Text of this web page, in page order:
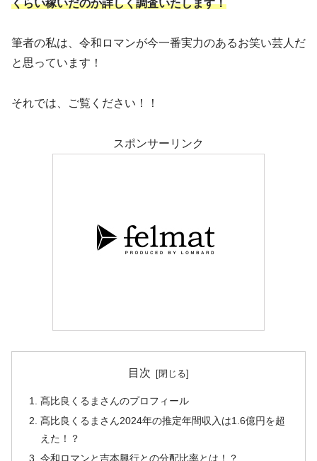
くらい稼いだのか詳しく調査いたします！
筆者の私は、令和ロマンが今一番実力のあるお笑い芸人だ
と思っています！
それでは、ご覧ください！！
スポンサーリンク
目次
髙比良くるまさんのプロフィール
髙比良くるまさん2024年の推定年間収入は1.6億円を超
えた！？
令和ロマンと吉本興行との分配比率とは！？